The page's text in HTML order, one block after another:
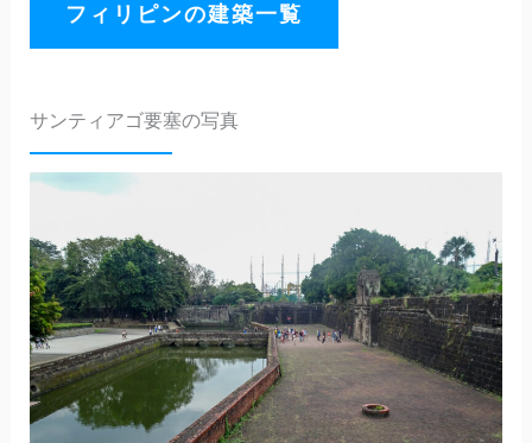
フィリピンの建築一覧
サンティアゴ要塞の写真